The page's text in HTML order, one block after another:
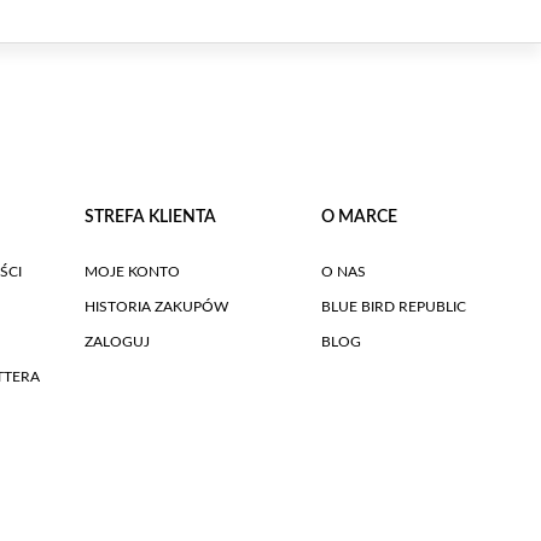
STREFA KLIENTA
MOJE KONTO
HISTORIA ZAKUPÓW
ZALOGUJ
O MARCE
O NAS
BLUE BIRD REPUBLIC
BLOG